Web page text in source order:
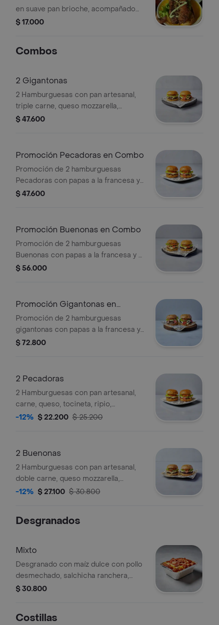
en suave pan brioche, acompañado
de vegetales frescos y bañados con
frescura.
$ 17.000
Combos
2 Gigantonas
2 Hamburguesas con pan artesanal,
triple carne, queso mozzarella,
tocineta, cebolla caramelizada,
$ 47.600
Promoción Pecadoras en Combo
Promoción de 2 hamburguesas
Pecadoras con papas a la francesa y
2 bebidas de 250 ml. Incluye lechuga,
$ 47.600
Promoción Buenonas en Combo
Promoción de 2 hamburguesas
Buenonas con papas a la francesa y 2
bebidas de 250 ml. Ingredientes
$ 56.000
Promoción Gigantonas en
Combo
Promoción de 2 hamburguesas
gigantonas con papas a la francesa y
2 bebidas de 250 ml. Las
$ 72.800
2 Pecadoras
2 Hamburguesas con pan artesanal,
carne, queso, tocineta, ripio,
vegetales frescos de la casa y salsas
-12% $ 22.200 $ 25.200
2 Buenonas
2 Hamburguesas con pan artesanal,
doble carne, queso mozzarella,
tocineta, cebolla caramelizada,
-12% $ 27.100 $ 30.800
Desgranados
Mixto
Desgranado con maíz dulce con pollo
desmechado, salchicha ranchera,
crema de leche, ripio, queso, tocineta
$ 30.800
Costillas